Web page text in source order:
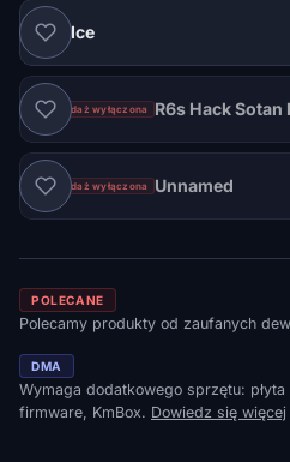
DMA Ice
Sprzedaż wyłączona R6s Hack Sotan
Sprzedaż wyłączona Unnamed
POLECANE
Polecamy produkty od zaufanych
DMA
Wymaga dodatkowego sprzętu: płyta
firmware, KmBox. Dowiedz się więcej